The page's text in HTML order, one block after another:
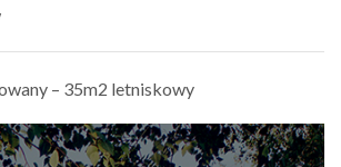
– 35m2 letniskowy